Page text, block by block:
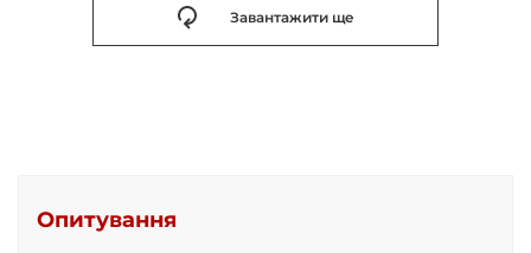
Завантажити ще
Опитування